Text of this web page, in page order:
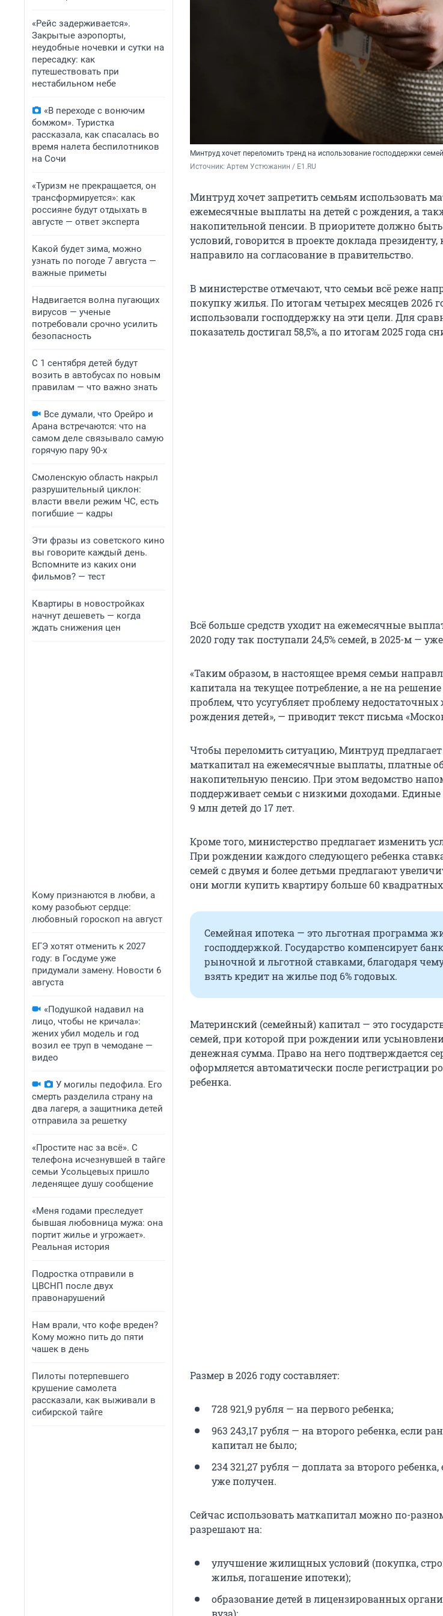
«Рейс задерживается».
Закрытые аэропорты,
неудобные ночевки и сутки на
пересадку: как
путешествовать при
нестабильном небе
«В переходе с вонючим
бомжом». Туристка
рассказала, как спасалась во
время налета беспилотников
на Сочи
«Туризм не прекращается, он
трансформируется»: как
россияне будут отдыхать в
августе — ответ эксперта
Какой будет зима, можно
узнать по погоде 7 августа —
важные приметы
Надвигается волна пугающих
вирусов — ученые
потребовали срочно усилить
безопасность
С 1 сентября детей будут
возить в автобусах по новым
правилам — что важно знать
Все думали, что Орейро и
Арана встречаются: что на
самом деле связывало самую
горячую пару 90-х
Смоленскую область накрыл
разрушительный циклон:
власти ввели режим ЧС, есть
погибшие — кадры
Эти фразы из советского кино
вы говорите каждый день.
Вспомните из каких они
фильмов? — тест
Квартиры в новостройках
начнут дешеветь — когда
ждать снижения цен
Кому признаются в любви, а
кому разобьют сердце:
любовный гороскоп на август
ЕГЭ хотят отменить к 2027
году: в Госдуме уже
придумали замену. Новости 6
августа
«Подушкой надавил на
лицо, чтобы не кричала»:
жених убил модель и год
возил ее труп в чемодане —
видео
У могилы педофила. Его
смерть разделила страну на
два лагеря, а защитника детей
отправила за решетку
«Простите нас за всё». С
телефона исчезнувшей в тайге
семьи Усольцевых пришло
леденящее душу сообщение
«Меня годами преследует
бывшая любовница мужа: она
портит жилье и угрожает».
Реальная история
Подростка отправили в
ЦВСНП после двух
правонарушений
Нам врали, что кофе вреден?
Кому можно пить до пяти
чашек в день
Пилоты потерпевшего
крушение самолета
рассказали, как выживали в
сибирской тайге
Минтруд хочет переломить тренд на использование господдержки семей
Источник: Артем Устюжанин / E1.RU
Минтруд хочет запретить семьям использовать
ежемесячные выплаты на детей с рождения, а
накопительной пенсии. В приоритете должно
условий, говорится в проекте доклада
направило на согласование в правительство.
В министерстве отмечают, что семьи всё реже
покупку жилья. По итогам четырех месяцев 2026
использовали господдержку на эти цели. Для
показатель достигал 58,5%, а по итогам 2025 года
Всё больше средств уходит на ежемесячные
2020 году так поступали 24,5% семей, в 2025-м — уже
«Таким образом, в настоящее время семьи
капитала на текущее потребление, а не на
проблем, что усугубляет проблему
рождения детей», — приводит текст письма
Чтобы переломить ситуацию, Минтруд предлагает
маткапитал на ежемесячные выплаты, платные
накопительную пенсию. При этом ведомство
поддерживает семьи с низкими доходами. Единые
9 млн детей до 17 лет.
Кроме того, министерство предлагает изменить
При рождении каждого следующего ребенка
семей с двумя и более детьми предлагают
они могли купить квартиру больше 60
Семейная ипотека — это льготная программа
господдержкой. Государство компенсирует
рыночной и льготной ставками, благодаря
взять кредит на жилье под 6% годовых.
Материнский (семейный) капитал — это
семей, при которой при рождении или
денежная сумма. Право на него подтверждается
оформляется автоматически после регистрации
ребенка.
Размер в 2026 году составляет:
728 921,9 рубля — на первого ребенка;
963 243,17 рубля — на второго ребенка, если
капитал не было;
234 321,27 рубля — доплата за второго
уже получен.
Сейчас использовать маткапитал можно по-
разрешают на:
улучшение жилищных условий (покупка,
жилья, погашение ипотеки);
образование детей в лицензированных
вуза);